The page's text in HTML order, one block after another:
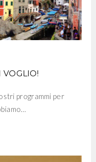
VOGLIO!
programmi per